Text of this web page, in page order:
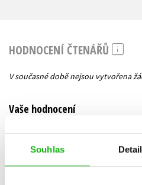
Souhlas
HODNOCENÍ ČTENÁŘŮ
V současné době nejsou vytvořena
Vaše hodnocení
Přihlásit